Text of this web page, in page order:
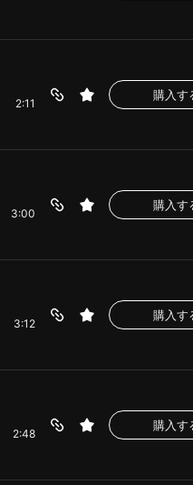
2:11
購入す
3:00
購入す
3:12
購入す
2:48
購入す